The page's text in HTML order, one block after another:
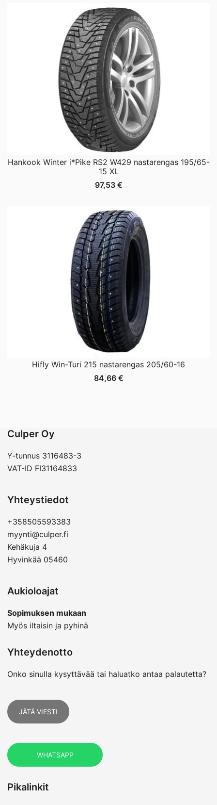
Hankook Winter i*Pike RS2 W429 nastarengas 195/65-
15 XL
97,53 €
Hifly Win-Turi 215 nastarengas 205/60-16
84,66 €
Culper Oy
Y-tunnus 3116483-3
VAT-ID FI31164833
Yhteystiedot
+358505593383
myynti@culper.fi
Kehäkuja 4
Hyvinkää 05460
Aukioloajat
Sopimuksen mukaan
Myös iltaisin ja pyhinä
Yhteydenotto
Onko sinulla kysyttävää tai haluatko antaa palautetta?
JÄTÄ VIESTI
WHATSAPP
Pikalinkit